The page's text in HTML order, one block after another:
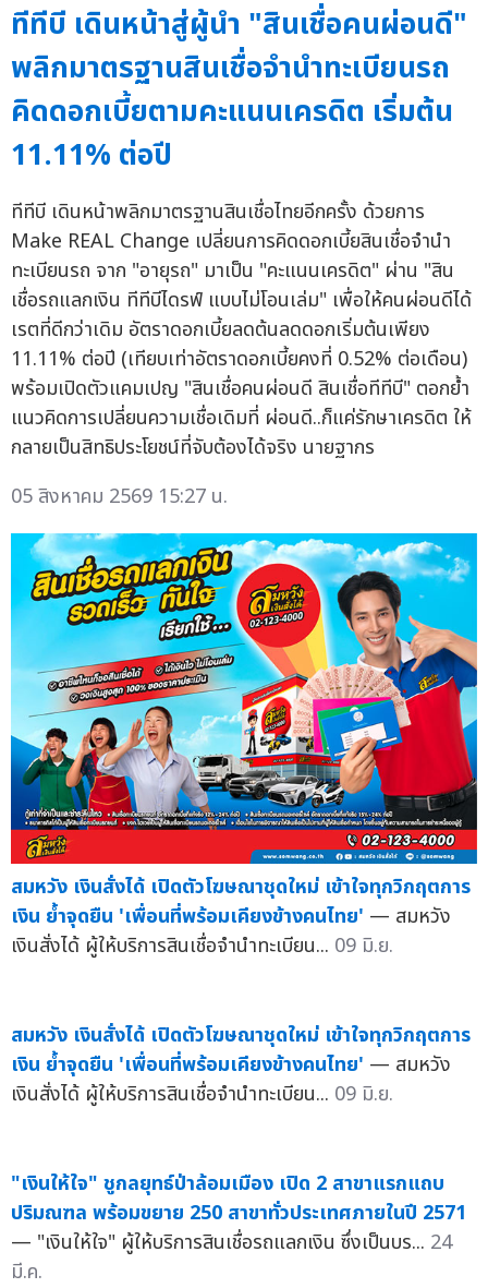
ทีทีบี เดินหน้าสู่ผู้นำ "สินเชื่อคนผ่อนดี"
พลิกมาตรฐานสินเชื่อจำนำทะเบียนรถ
คิดดอกเบี้ยตามคะแนนเครดิต เริ่มต้น
11.11% ต่อปี
ทีทีบี เดินหน้าพลิกมาตรฐานสินเชื่อไทยอีกครั้ง ด้วยการ
Make REAL Change เปลี่ยนการคิดดอกเบี้ยสินเชื่อจำนำ
ทะเบียนรถ จาก "อายุรถ" มาเป็น "คะแนนเครดิต" ผ่าน "สิน
เชื่อรถแลกเงิน ทีทีบีไดรฟ์ แบบไม่โอนเล่ม" เพื่อให้คนผ่อนดีได้
เรตที่ดีกว่าเดิม อัตราดอกเบี้ยลดต้นลดดอกเริ่มต้นเพียง
11.11% ต่อปี (เทียบเท่าอัตราดอกเบี้ยคงที่ 0.52% ต่อเดือน)
พร้อมเปิดตัวแคมเปญ "สินเชื่อคนผ่อนดี สินเชื่อทีทีบี" ตอกย้ำ
แนวคิดการเปลี่ยนความเชื่อเดิมที่ ผ่อนดี..ก็แค่รักษาเครดิต ให้
กลายเป็นสิทธิประโยชน์ที่จับต้องได้จริง นายฐากร
05 สิงหาคม 2569 15:27 น.
สมหวัง เงินสั่งได้ เปิดตัวโฆษณาชุดใหม่ เข้าใจทุกวิกฤตการ
เงิน ย้ำจุดยืน 'เพื่อนที่พร้อมเคียงข้างคนไทย' — สมหวัง
เงินสั่งได้ ผู้ให้บริการสินเชื่อจำนำทะเบียน... 09 มิ.ย.
สมหวัง เงินสั่งได้ เปิดตัวโฆษณาชุดใหม่ เข้าใจทุกวิกฤตการ
เงิน ย้ำจุดยืน 'เพื่อนที่พร้อมเคียงข้างคนไทย' — สมหวัง
เงินสั่งได้ ผู้ให้บริการสินเชื่อจำนำทะเบียน... 09 มิ.ย.
"เงินให้ใจ" ชูกลยุทธ์ป่าล้อมเมือง เปิด 2 สาขาแรกแถบ
ปริมณฑล พร้อมขยาย 250 สาขาทั่วประเทศภายในปี 2571
— "เงินให้ใจ" ผู้ให้บริการสินเชื่อรถแลกเงิน ซึ่งเป็นบร... 24
มี.ค.